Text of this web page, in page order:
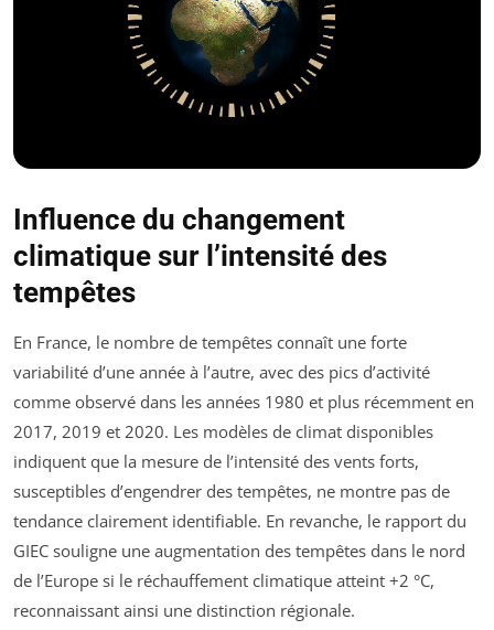
Influence du changement
climatique sur l’intensité des
tempêtes
En France, le nombre de tempêtes connaît une forte
variabilité d’une année à l’autre, avec des pics d’activité
comme observé dans les années 1980 et plus récemment en
2017, 2019 et 2020. Les modèles de climat disponibles
indiquent que la mesure de l’intensité des vents forts,
susceptibles d’engendrer des tempêtes, ne montre pas de
tendance clairement identifiable. En revanche, le rapport du
GIEC souligne une augmentation des tempêtes dans le nord
de l’Europe si le réchauffement climatique atteint +2 °C,
reconnaissant ainsi une distinction régionale.